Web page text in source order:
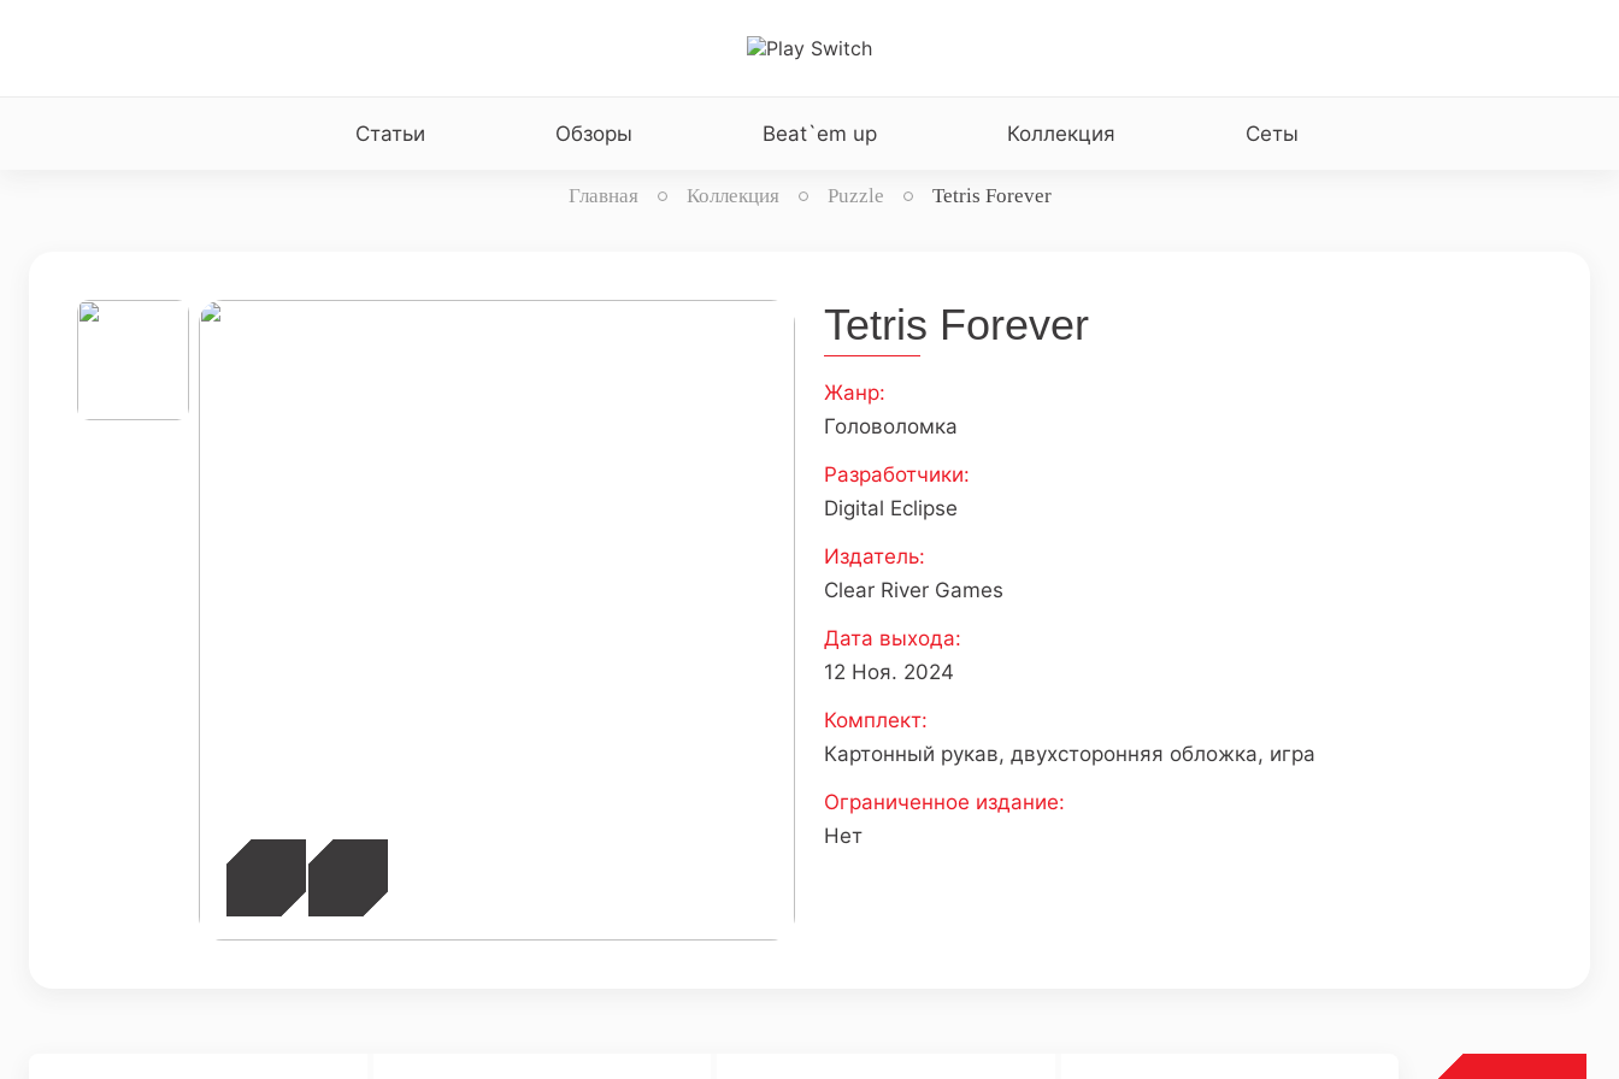
Статьи Обзоры Beat`em up Коллекция Сеты
Главная Коллекция Puzzle Tetris Forever
Tetris Forever
Жанр:
Головоломка
Разработчики:
Digital Eclipse
Издатель:
Clear River Games
Дата выхода:
12 Ноя. 2024
Комплект:
Картонный рукав, двухсторонняя обложка, игра
Ограниченное издание:
Нет